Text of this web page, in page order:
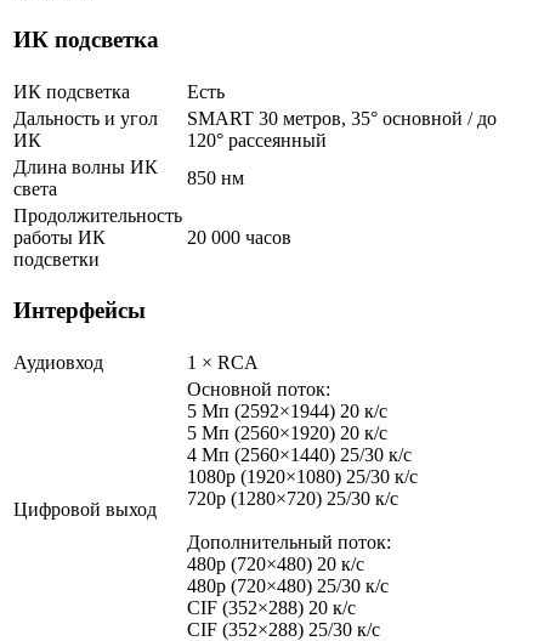
ИК подсветка
ИК подсветка
Есть
Дальность и угол
ИК
SMART 30 метров, 35° основной / до
120° рассеянный
Длина волны ИК
света
850 нм
Продолжительность
работы ИК
подсветки
20 000 часов
Интерфейсы
Аудиовход 1 × RCA
Цифровой выход
Основной поток:
5 Мп (2592×1944) 20 к/с
5 Мп (2560×1920) 20 к/с
4 Мп (2560×1440) 25/30 к/с
1080p (1920×1080) 25/30 к/с
720p (1280×720) 25/30 к/с
Дополнительный поток:
480p (720×480) 20 к/с
480p (720×480) 25/30 к/с
CIF (352×288) 20 к/с
CIF (352×288) 25/30 к/с